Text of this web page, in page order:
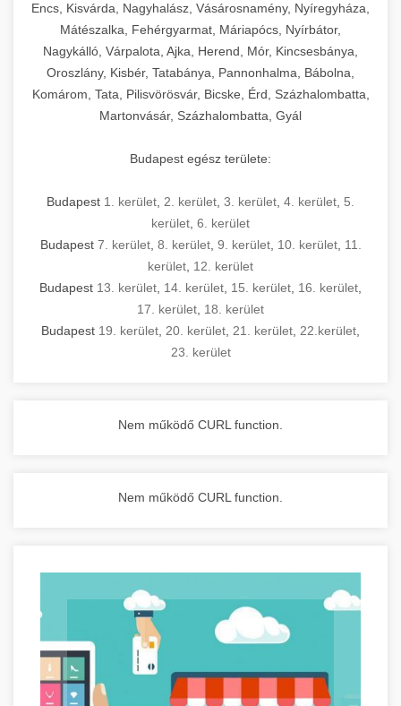
Encs, Kisvárda, Nagyhalász, Vásárosnamény, Nyíregyháza,
Mátészalka, Fehérgyarmat, Máriapócs, Nyírbátor,
Nagykálló, Várpalota, Ajka, Herend, Mór, Kincsesbánya,
Oroszlány, Kisbér, Tatabánya, Pannonhalma, Bábolna,
Komárom, Tata, Pilisvörösvár, Bicske, Érd, Százhalombatta,
Martonvásár, Százhalombatta, Gyál
Budapest egész területe:
Budapest 1. kerület 2. kerület 3. kerület 4. kerület 5.
kerület 6. kerület
Budapest 7. kerület, 8. kerület, 9. kerület, 10. kerület, 11.
kerület 12. kerület
Budapest 13. kerület 14. kerület 15. kerület 16. kerület
17. kerület 18. kerület
Budapest 19. kerület 20. kerület 21. kerület 22.kerület
23. kerület
Nem működő CURL function.
Nem működő CURL function.